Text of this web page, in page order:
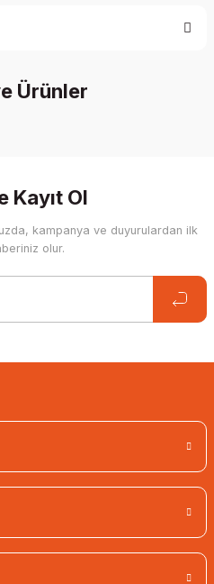
Comment
Ürünler
Kayıt Ol
kampanya ve duyurulardan ilk
olur.